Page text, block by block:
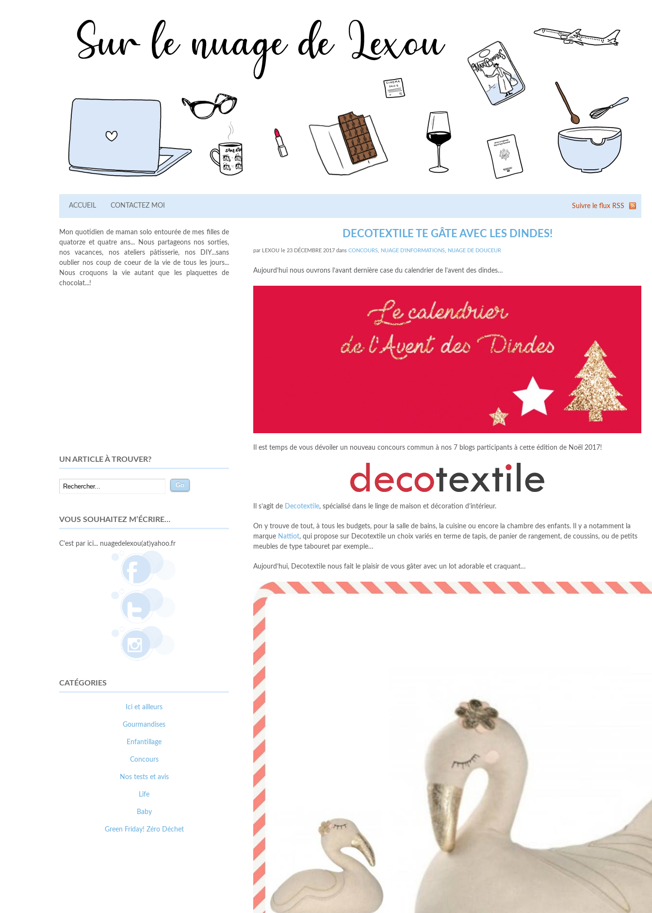
ACCUEIL CONTACTEZ MOI Suivre le flux RSS
DECOTEXTILE TE GÂTE AVEC LES DINDES!
par LEXOU le 23 DÉCEMBRE 2017 dans CONCOURS NUAGE D'INFORMATIONS NUAGE DE DOUCEUR
Aujourd’hui nous ouvrons l’avant dernière case du calendrier de l’avent des dindes…
Il est temps de vous dévoiler un nouveau concours commun à nos 7 blogs participants à cette édition de Noël 2017!
Il s’agit de Decotextile, spécialisé dans le linge de maison et décoration d’intérieur.
On y trouve de tout, à tous les budgets, pour la salle de bains, la cuisine ou encore la chambre des enfants. Il y a notamment la
marque Nattiot, qui propose sur Decotextile un choix variés en terme de tapis, de panier de rangement, de coussins, ou de petits
meubles de type tabouret par exemple…
Aujourd’hui, Decotextile nous fait le plaisir de vous gâter avec un lot adorable et craquant…
Mon quotidien de maman solo entourée de mes filles de
quatorze et quatre ans... Nous partageons nos sorties,
nos vacances, nos ateliers pâtisserie, nos DIY...sans
oublier nos coup de coeur de la vie de tous les jours...
Nous croquons la vie autant que les plaquettes de
chocolat...!
UN ARTICLE À TROUVER?
VOUS SOUHAITEZ M’ÉCRIRE…
C'est par ici... nuagedelexou(at)yahoo.fr
CATÉGORIES
Ici et ailleurs
Gourmandises
Enfantillage
Concours
Nos tests et avis
Life
Baby
Green Friday! Zéro Déchet